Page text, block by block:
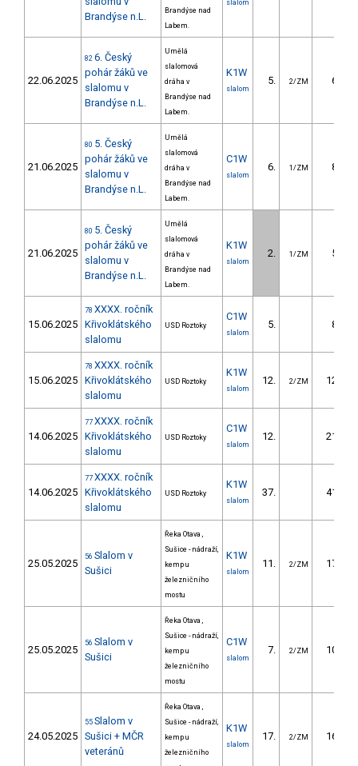
Brandýse n.L.
Brandýse nad
Labem.
slalom
22.06.2025
82 6. Český
pohár žáků ve
slalomu v
Brandýse n.L.
Umělá
slalomová
dráha v
Brandýse nad
Labem.
K1W
slalom
5. 2/ZM 6.93
21.06.2025
80 5. Český
pohár žáků ve
slalomu v
Brandýse n.L.
Umělá
slalomová
dráha v
Brandýse nad
Labem.
C1W
slalom
6. 1/ZM 8.16
21.06.2025
80 5. Český
pohár žáků ve
slalomu v
Brandýse n.L.
Umělá
slalomová
dráha v
Brandýse nad
Labem.
K1W
slalom
2. 1/ZM 5.93
15.06.2025
78 XXXX. ročník
Křivoklátského
slalomu
USD Roztoky
C1W
slalom
5. 8.55
15.06.2025
78 XXXX. ročník
Křivoklátského
slalomu
USD Roztoky
K1W
slalom
12. 2/ZM 12.00
14.06.2025
77 XXXX. ročník
Křivoklátského
slalomu
USD Roztoky
C1W
slalom
12. 21.63
14.06.2025
77 XXXX. ročník
Křivoklátského
slalomu
USD Roztoky
K1W
slalom
37. 41.26
25.05.2025
56 Slalom v
Sušici
Řeka Otava ,
Sušice - nádraží,
kemp u
železničního
mostu
K1W
slalom
11. 2/ZM 17.69
25.05.2025
56 Slalom v
Sušici
Řeka Otava ,
Sušice - nádraží,
kemp u
železničního
mostu
C1W
slalom
7. 2/ZM 10.43
24.05.2025
55 Slalom v
Sušici + MČR
veteránů
Řeka Otava ,
Sušice - nádraží,
kemp u
železničního
K1W
slalom
17. 2/ZM 16.77